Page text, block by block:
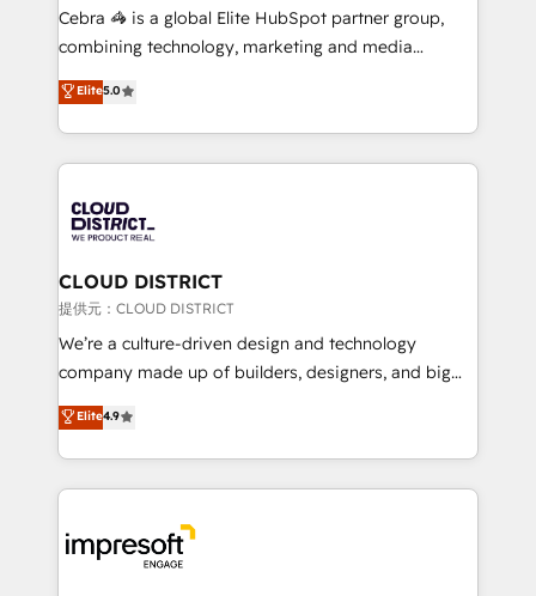
boost with a new HubSpot site Recognized leaders:
🏆 HubSpot Platform Migration Impact Award 🏆
Inbound Campaign of the Year 🏆 Gold AVA Digital
Award for Best Website 🌟 Accreditations: CRM
Cebra 🦓 is a global Elite HubSpot partner group,
combining technology, marketing and media
expertise across Latin America and Southern
Europe, with teams across 7 countries. Born in Chile,
we combine local insight with international reach to
help businesses grow through technology, creativity,
500+ HubSpot implementations, building end-to-
end solutions that integrate CRM, AI automation,
inbound and loop marketing, content, and digital
creativity. Our multicultural team works in Spanish,
Portuguese, and English to design scalable strategies
that drive measurable growth. 🌎 Highlights: • 10+
Platform Migration Excellence. • Top 3 Partner of the
Year LATAM 2022, 2023, 2024, 2025. • Partner of the
business with HubSpot? Let Cebra’s experts help
you grow faster, smarter, and with impact.
Elite5.0
CLOUD DISTRICT
提供元：CLOUD DISTRICT
We’re a culture-driven design and technology
company made up of builders, designers, and big
thinkers. We blend strategy, design, and
development—always fueled by curiosity—to turn
ideas, opportunities, and challenges into meaningful
experiences. To us, technology is more than just
and—most importantly—simple. That’s why we lean
into bold ideas and shape them into thoughtful
Elite4.9